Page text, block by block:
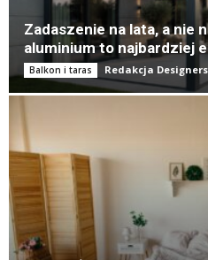
Zadaszenie na lata, a nie
aluminium to najbardziej
Balkon i taras Redakcja